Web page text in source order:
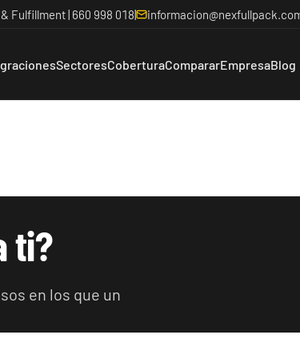
Fulfillment | 660 998 018|
SectoresCoberturaCompararEmpresaBlog
ti?
en los que un